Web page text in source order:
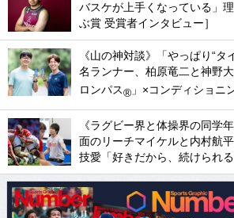
バスケが上手くなっている」
ぶ賞 受賞者インタビュー］
《山の神対談》「やっぱり“タ
名ランナー、柏原竜二と神野
ロンパス® 」×コンディショニ
《ラグビー界と体操界の同学
面のリーチマイケルと内村航
技愛「好きだから、続けられる